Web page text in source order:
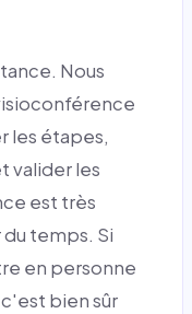
Nous
les étapes,
valider les
est très
temps. Si
en personne
bien sûr